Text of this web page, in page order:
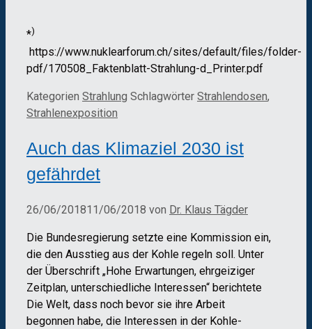
*)
https://www.nuklearforum.ch/sites/default/files/folder-
pdf/170508_Faktenblatt-Strahlung-d_Printer.pdf
Kategorien Strahlung Schlagwörter Strahlendosen,
Strahlenexposition
Auch das Klimaziel 2030 ist
gefährdet
26/06/201811/06/2018 von Dr. Klaus Tägder
Die Bundesregierung setzte eine Kommission ein,
die den Ausstieg aus der Kohle regeln soll. Unter
der Überschrift „Hohe Erwartungen, ehrgeiziger
Zeitplan, unterschiedliche Interessen“ berichtete
Die Welt, dass noch bevor sie ihre Arbeit
begonnen habe, die Interessen in der Kohle-